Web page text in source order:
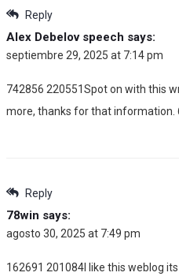
Reply
Alex Debelov speech says:
septiembre 29, 2025 at 7:14 pm
742856 220551Spot on with this
more, thanks for that information.
Reply
78win says:
agosto 30, 2025 at 7:49 pm
162691 201084I like this weblog